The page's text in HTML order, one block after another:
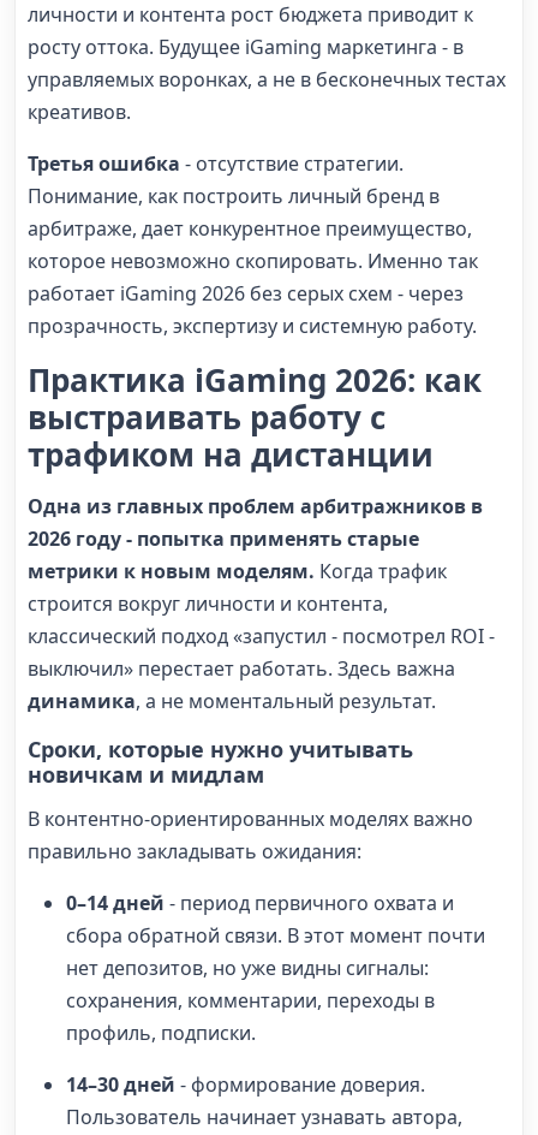
личности и контента рост бюджета приводит к
росту оттока. Будущее iGaming маркетинга - в
управляемых воронках, а не в бесконечных тестах
креативов.
Третья ошибка - отсутствие стратегии.
Понимание, как построить личный бренд в
арбитраже, дает конкурентное преимущество,
которое невозможно скопировать. Именно так
работает iGaming 2026 без серых схем - через
прозрачность, экспертизу и системную работу.
Практика iGaming 2026: как
выстраивать работу с
трафиком на дистанции
Одна из главных проблем арбитражников в
2026 году - попытка применять старые
метрики к новым моделям. Когда трафик
строится вокруг личности и контента,
классический подход «запустил - посмотрел ROI -
выключил» перестает работать. Здесь важна
динамика, а не моментальный результат.
Сроки, которые нужно учитывать
новичкам и мидлам
В контентно-ориентированных моделях важно
правильно закладывать ожидания:
0–14 дней - период первичного охвата и
сбора обратной связи. В этот момент почти
нет депозитов, но уже видны сигналы:
сохранения, комментарии, переходы в
профиль, подписки.
14–30 дней - формирование доверия.
Пользователь начинает узнавать автора,